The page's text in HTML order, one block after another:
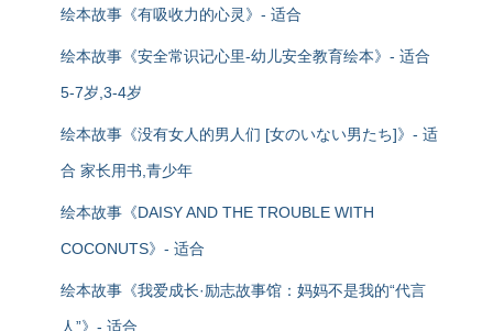
绘本故事《有吸收力的心灵》- 适合
绘本故事《安全常识记心里-幼儿安全教育绘本》- 适合
5-7岁,3-4岁
绘本故事《没有女人的男人们 [女のいない男たち]》- 适
合 家长用书,青少年
绘本故事《DAISY AND THE TROUBLE WITH
COCONUTS》- 适合
绘本故事《我爱成长·励志故事馆：妈妈不是我的“代言
人”》- 适合